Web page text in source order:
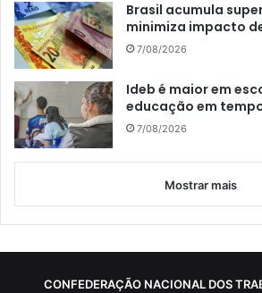
Brasil acumula
minimiza impacto
7/08/2026
Ideb é maior em
educação em
7/08/2026
Mostrar mais
CONFEDERAÇÃO NACIONAL DOS